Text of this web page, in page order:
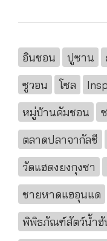
อินชอน ปูซาน
ซูวอน
โซล
หมู่บ้านคัมชอน
ตลาดปลาจากัลชี
วัดแฮดงยงกุงซา
ชายหาดแฮอุนแด
พิพิธภัณฑ์สัตว์น้ำฮั